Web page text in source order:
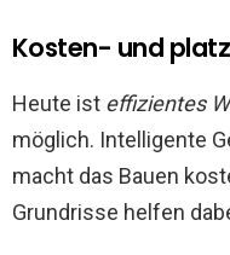
Kosten- und
Heute ist effizientes
möglich. Intelligente
macht das Bauen
Grundrisse helfen